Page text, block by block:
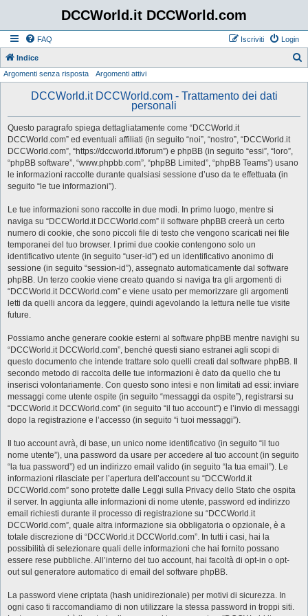
DCCWorld.it DCCWorld.com
FAQ Login
Iscriviti
Indice
Argomenti senza risposta Argomenti attivi
DCCWorld.it DCCWorld.com - Trattamento dei dati
personali
Questo paragrafo spiega dettagliatamente come “DCCWorld.it
DCCWorld.com” ed eventuali affiliati (in seguito “noi”, “nostro”, “DCCWorld.it
DCCWorld.com”, “https://dccworld.it/forum”) e phpBB (in seguito “essi”, “loro”,
“phpBB software”, “www.phpbb.com”, “phpBB Limited”, “phpBB Teams”) usano
le informazioni raccolte durante qualsiasi sessione d’uso da te effettuata (in
seguito “le tue informazioni”).
Le tue informazioni sono raccolte in due modi. In primo luogo, mentre si
naviga su “DCCWorld.it DCCWorld.com” il software phpBB creerà un certo
numero di cookie, che sono piccoli file di testo che vengono scaricati nei file
temporanei del tuo browser. I primi due cookie contengono solo un
identificativo utente (in seguito “user-id”) ed un identificativo anonimo di
sessione (in seguito “session-id”), assegnato automaticamente dal software
phpBB. Un terzo cookie viene creato quando si naviga tra gli argomenti di
“DCCWorld.it DCCWorld.com” e viene usato per memorizzare gli argomenti
letti da quelli ancora da leggere, quindi agevolando la lettura nelle tue visite
future.
Possiamo anche generare cookie esterni al software phpBB mentre navighi su
“DCCWorld.it DCCWorld.com”, benché questi siano estranei agli scopi di
questo documento che intende trattare solo quelli creati dal software phpBB. Il
secondo metodo di raccolta delle tue informazioni è dato da quello che tu
inserisci volontariamente. Con questo sono intesi e non limitati ad essi: inviare
messaggi come utente ospite (in seguito “messaggi da ospite”), registrarsi su
“DCCWorld.it DCCWorld.com” (in seguito “il tuo account”) e l’invio di messaggi
dopo la registrazione e l’accesso (in seguito “i tuoi messaggi”).
Il tuo account avrà, di base, un unico nome identificativo (in seguito “il tuo
nome utente”), una password da usare per accedere al tuo account (in seguito
“la tua password”) ed un indirizzo email valido (in seguito “la tua email”). Le
informazioni rilasciate per l’apertura dell’account su “DCCWorld.it
DCCWorld.com” sono protette dalle Leggi sulla Privacy dello Stato che ospita
il server. In aggiunta alle informazioni di nome utente, password ed indirizzo
email richiesti durante il processo di registrazione su “DCCWorld.it
DCCWorld.com”, quale altra informazione sia obbligatoria o opzionale, è a
totale discrezione di “DCCWorld.it DCCWorld.com”. In tutti i casi, hai la
possibilità di selezionare quali delle informazioni che hai fornito possano
essere rese pubbliche. All’interno del tuo account, hai facoltà di opt-in o opt-
out sul generatore automatico di email del software phpBB.
La password viene criptata (hash unidirezionale) per motivi di sicurezza. In
ogni caso ti raccomandiamo di non utilizzare la stessa password in troppi siti.